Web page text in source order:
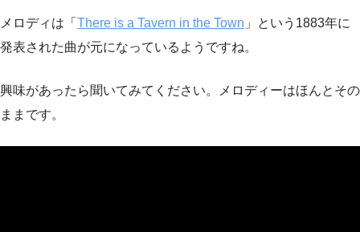
メロディは「 There is a Tavern in the Town 」という1883年に
発表された曲が元になっているようですね。
興味があったら聞いてみてください。メロディーはほんとその
ままです。